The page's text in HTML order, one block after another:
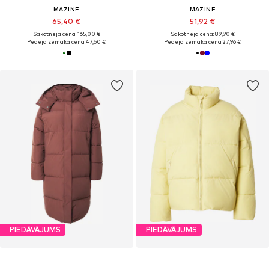
MAZINE
65,40 €
Sākotnējā cena: 165,00 €
Pēdējā zemākā cena:47,60 €
MAZINE
51,92 €
Sākotnējā cena: 89,90 €
Pēdējā zemākā cena:27,96 €
PIEDĀVĀJUMS PIEDĀVĀJUMS